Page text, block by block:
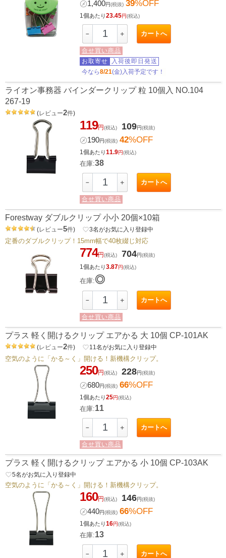
㋱1,400円(税抜) 39%OFF
1個あたり23.45円(税込)
－ ＋ カートへ
合せ買い商品
お取寄せ
入荷後即日発送
今なら8/21(金)入荷予定です！
ライオン事務器 バインダークリップ 粒 10個入 NO.104
267-19
(レビュー2件)
119円(税込) 109円(税抜)
㋱190円(税抜) 42%OFF
1個あたり11.9円(税込)
在庫:38
－ ＋ カートへ
合せ買い商品
Forestway ダブルクリップ 小小 20個×10箱
(レビュー5件) favorite_border3名がお気に入り登録中
定番のダブルクリップ！15mm幅で40枚綴じ対応
774円(税込) 704円(税抜)
1個あたり3.87円(税込)
在庫:◎
－ ＋ カートへ
合せ買い商品
プラス 軽く開けるクリップ エアかる 大 10個 CP-101AK
(レビュー2件) favorite_border11 名がお気に入り登録中
空気のように「かる～く」開ける！新機構クリップ。
250円(税込) 228円(税抜)
㋱680円(税抜) 66%OFF
1個あたり25円(税込)
在庫:11
－ ＋ カートへ
合せ買い商品
プラス 軽く開けるクリップ エアかる 小 10個 CP-103AK
favorite_border5名がお気に入り登録中
空気のように「かる～く」開ける！新機構クリップ。
160円(税込) 146円(税抜)
㋱440円(税抜) 66%OFF
1個あたり16円(税込)
在庫:13
－ ＋ カートへ